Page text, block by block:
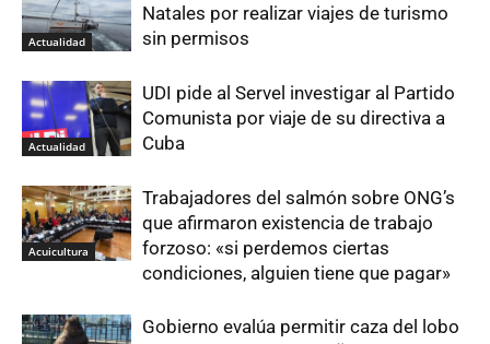
Actualidad
Natales por realizar viajes de turismo
sin permisos
Actualidad
UDI pide al Servel investigar al Partido
Comunista por viaje de su directiva a
Cuba
Acuicultura
Trabajadores del salmón sobre ONG’s
que afirmaron existencia de trabajo
forzoso: «si perdemos ciertas
condiciones, alguien tiene que pagar»
Gobierno evalúa permitir caza del lobo